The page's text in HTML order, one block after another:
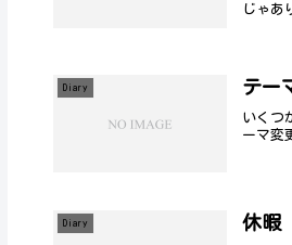
じゃあ
Diary テー
いくつ
ーマ変
Diary 休暇